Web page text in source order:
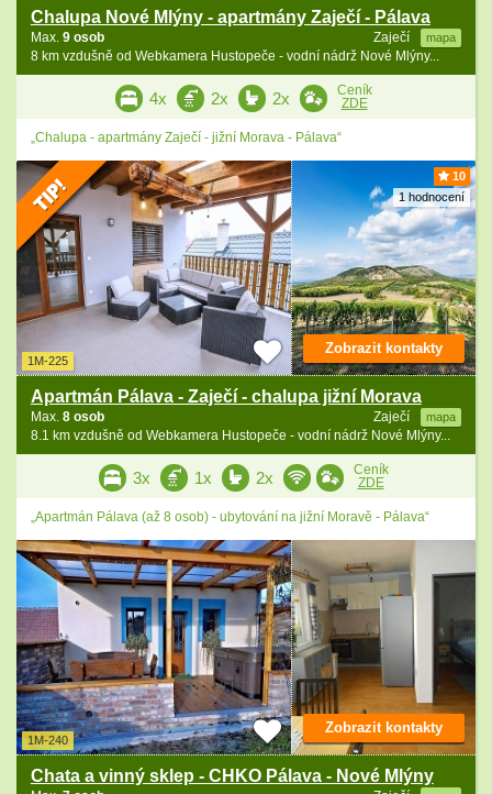
Chalupa Nové Mlýny - apartmány Zaječí - Pálava
Zaječí mapa
Max. 9 osob
8 km vzdušně od Webkamera Hustopeče - vodní nádrž Nové Mlýny...
4x 2x 2x
Ceník
ZDE
„Chalupa - apartmány Zaječí - jižní Morava - Pálava“
10
1 hodnocení
1M-225
Apartmán Pálava - Zaječí - chalupa jižní Morava
Zaječí mapa
Max. 8 osob
8.1 km vzdušně od Webkamera Hustopeče - vodní nádrž Nové Mlýny...
Zobrazit kontakty
3x 1x 2x
Ceník
ZDE
„Apartmán Pálava (až 8 osob) - ubytování na jižní Moravě - Pálava“
1M-240
Chata a vinný sklep - CHKO Pálava - Nové Mlýny
Zobrazit kontakty